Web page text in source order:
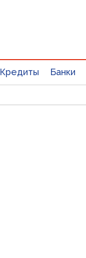
Кредиты Банки